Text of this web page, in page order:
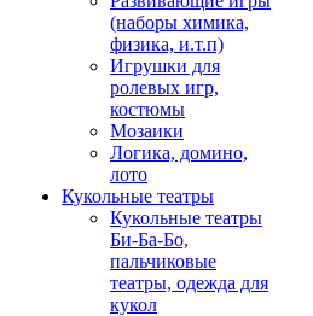
(наборы химика,
физика, и.т.п)
Игрушки для
ролевых игр,
костюмы
Мозаики
Логика, домино,
лото
Кукольные театры
Кукольные театры
Би-Ба-Бо,
пальчиковые
театры, одежда для
кукол